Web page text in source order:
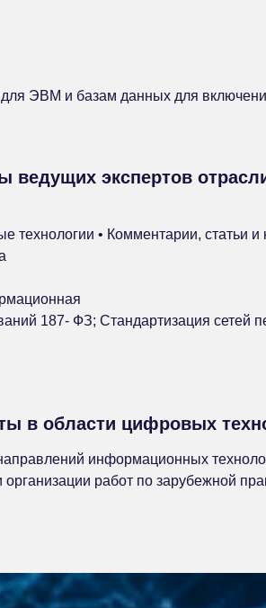
ЭВМ и базам данных для
ведущих экспертов
• Комментарии, статьи и
187- ФЗ; Стандартизация сетей
в области цифровых
информационных
работ по зарубежной